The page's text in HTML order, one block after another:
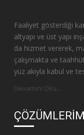
Faaliyet gösterdiği
altyapı ve üst yapı
da hizmet vererek,
çalışmakta ve
yüz akıyla kabul ve
Devamını Oku...